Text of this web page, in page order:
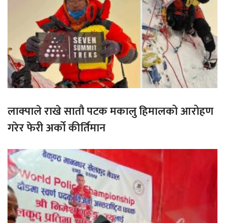
लाक्पाले राखे सातौ पटक मकालु हिमालको आरोहण
गरेर फेरी अर्को कीर्तिमान